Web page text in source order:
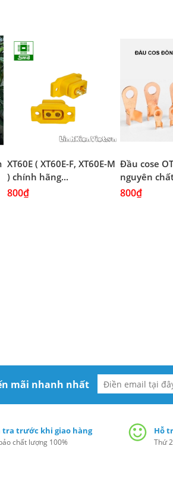
XT60E ( XT60E-F, XT60E-M
) chính hãng...
800₫
Đầu cose
nguyên
800₫
mãi nhanh nhất
tra trước khi giao hàng
chất lượng 100%
Hỗ
Thứ